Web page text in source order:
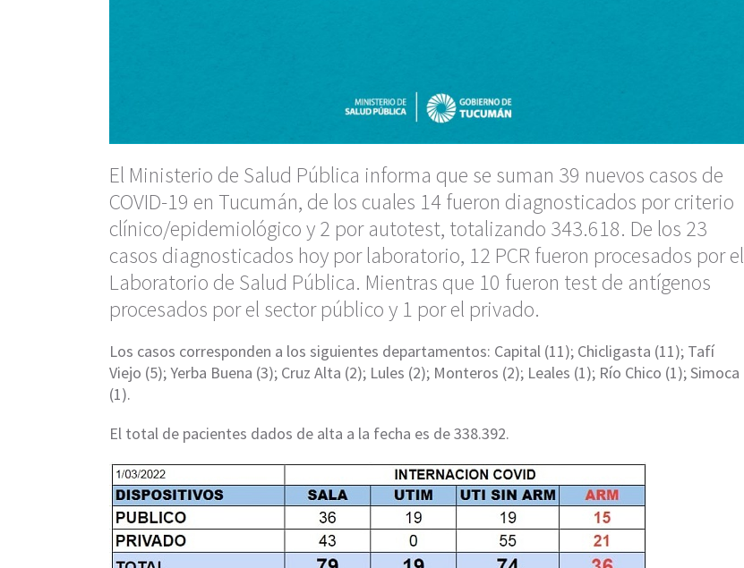
El Ministerio de Salud Pública informa que se suman 39 nuevos casos de
COVID-19 en Tucumán, de los cuales 14 fueron diagnosticados por criterio
clínico/epidemiológico y 2 por autotest, totalizando 343.618. De los 23
casos diagnosticados hoy por laboratorio, 12 PCR fueron procesados por el
Laboratorio de Salud Pública. Mientras que 10 fueron test de antígenos
procesados por el sector público y 1 por el privado.
Los casos corresponden a los siguientes departamentos: Capital (11); Chicligasta (11); Tafí
Viejo (5); Yerba Buena (3); Cruz Alta (2); Lules (2); Monteros (2); Leales (1); Río Chico (1); Simoca
(1).
El total de pacientes dados de alta a la fecha es de 338.392.